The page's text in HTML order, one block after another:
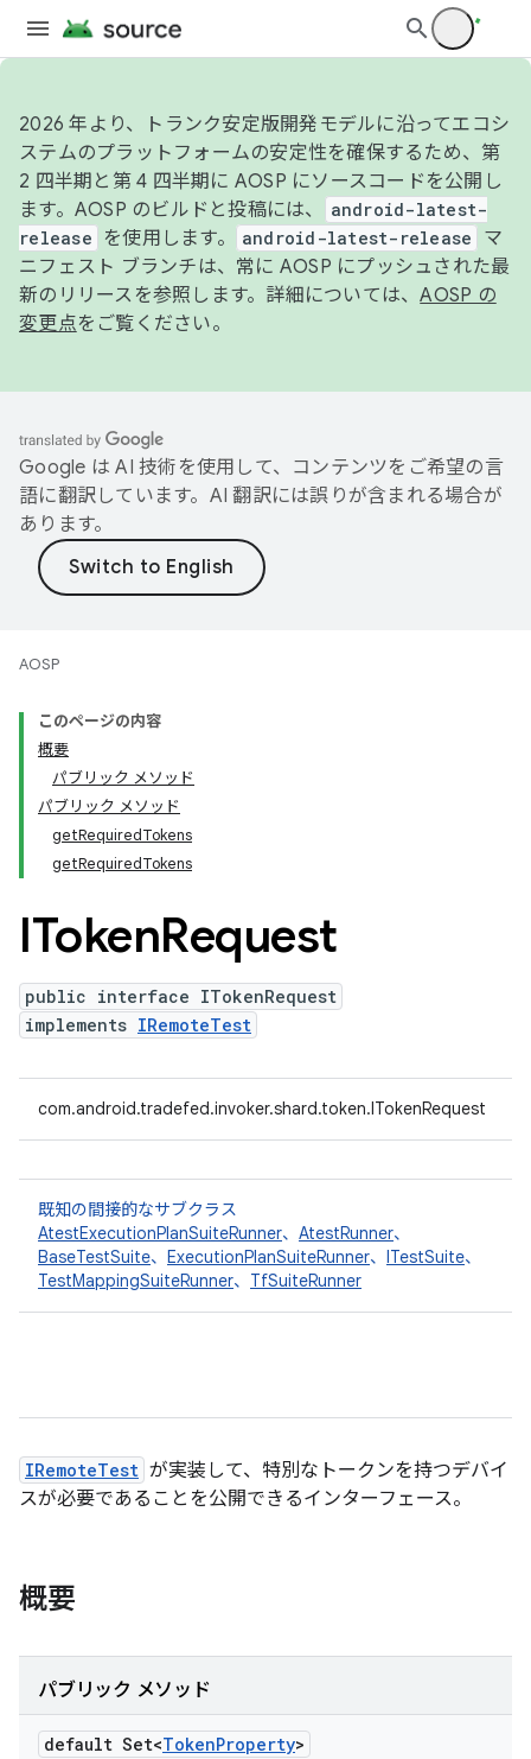
2026 年より、トランク安定版開発モデルに沿ってエコシ
ステムのプラットフォームの安定性を確保するため、第
2 四半期と第 4 四半期に AOSP にソースコードを公開し
ます。AOSP のビルドと投稿には、
android-latest-
release
を使用します。 android-latest-release
マ
ニフェスト ブランチは、常に AOSP にプッシュされた最
新のリリースを参照します。詳細については、AOSP の
変更点をご覧ください。
Google は AI 技術を使用して、コンテンツをご希望の言
語に翻訳しています。AI 翻訳には誤りが含まれる場合が
あります。
AOSP
このページの内容
概要
パブリック メソッド
パブリック メソッド
getRequiredTokens
getRequiredTokens
ITokenRequest
public interface ITokenRequest
implements IRemoteTest
com.android.tradefed.invoker.shard.token.ITokenRequest
既知の間接的なサブクラス
AtestExecutionPlanSuiteRunner、 AtestRunner、
BaseTestSuite、 ExecutionPlanSuiteRunner、 ITestSuite、
TestMappingSuiteRunner、 TfSuiteRunner
IRemoteTest が実装して、特別なトークンを持つデバイ
スが必要であることを公開できるインターフェース。
概要
パブリック メソッド
default Set<TokenProperty>